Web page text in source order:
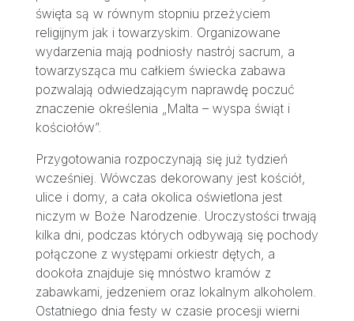
święta są w równym stopniu przeżyciem
religijnym jak i towarzyskim. Organizowane
wydarzenia mają podniosły nastrój sacrum, a
towarzysząca mu całkiem świecka zabawa
pozwalają odwiedzającym naprawdę poczuć
znaczenie określenia „Malta – wyspa świąt i
kościołów”.
Przygotowania rozpoczynają się już tydzień
wcześniej. Wówczas dekorowany jest kościół,
ulice i domy, a cała okolica oświetlona jest
niczym w Boże Narodzenie. Uroczystości trwają
kilka dni, podczas których odbywają się pochody
połączone z występami orkiestr dętych, a
dookoła znajduje się mnóstwo kramów z
zabawkami, jedzeniem oraz lokalnym alkoholem.
Ostatniego dnia festy w czasie procesji wierni